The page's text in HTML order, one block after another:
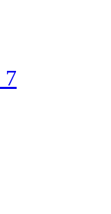
7